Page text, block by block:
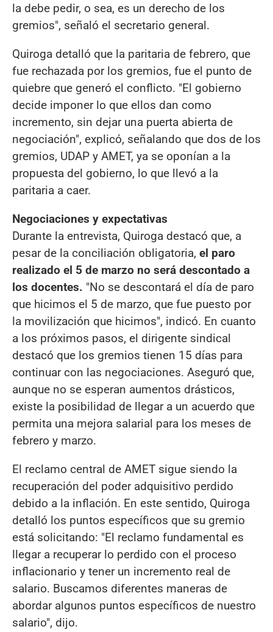
la debe pedir, o sea, es un derecho de los
gremios", señaló el secretario general.
Quiroga detalló que la paritaria de febrero, que
fue rechazada por los gremios, fue el punto de
quiebre que generó el conflicto. "El gobierno
decide imponer lo que ellos dan como
incremento, sin dejar una puerta abierta de
negociación", explicó, señalando que dos de los
gremios, UDAP y AMET, ya se oponían a la
propuesta del gobierno, lo que llevó a la
paritaria a caer.
Negociaciones y expectativas
Durante la entrevista, Quiroga destacó que, a
pesar de la conciliación obligatoria, el paro
realizado el 5 de marzo no será descontado a
los docentes. "No se descontará el día de paro
que hicimos el 5 de marzo, que fue puesto por
la movilización que hicimos", indicó. En cuanto
a los próximos pasos, el dirigente sindical
destacó que los gremios tienen 15 días para
continuar con las negociaciones. Aseguró que,
aunque no se esperan aumentos drásticos,
existe la posibilidad de llegar a un acuerdo que
permita una mejora salarial para los meses de
febrero y marzo.
El reclamo central de AMET sigue siendo la
recuperación del poder adquisitivo perdido
debido a la inflación. En este sentido, Quiroga
detalló los puntos específicos que su gremio
está solicitando: "El reclamo fundamental es
llegar a recuperar lo perdido con el proceso
inflacionario y tener un incremento real de
salario. Buscamos diferentes maneras de
abordar algunos puntos específicos de nuestro
salario", dijo.